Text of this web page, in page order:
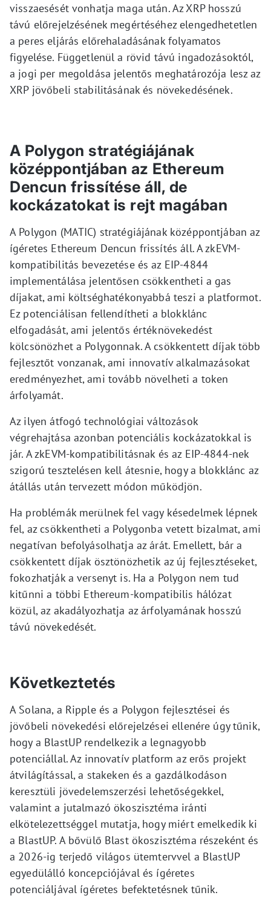
visszaesését vonhatja maga után. Az XRP hosszú
távú előrejelzésének megértéséhez elengedhetetlen
a peres eljárás előrehaladásának folyamatos
figyelése. Függetlenül a rövid távú ingadozásoktól,
a jogi per megoldása jelentős meghatározója lesz az
XRP jövőbeli stabilitásának és növekedésének.
A Polygon stratégiájának
középpontjában az Ethereum
Dencun frissítése áll, de
kockázatokat is rejt magában
A Polygon (MATIC) stratégiájának középpontjában az
ígéretes Ethereum Dencun frissítés áll. A zkEVM-
kompatibilitás bevezetése és az EIP-4844
implementálása jelentősen csökkentheti a gas
díjakat, ami költséghatékonyabbá teszi a platformot.
Ez potenciálisan fellendítheti a blokklánc
elfogadását, ami jelentős értéknövekedést
kölcsönözhet a Polygonnak. A csökkentett díjak több
fejlesztőt vonzanak, ami innovatív alkalmazásokat
eredményezhet, ami tovább növelheti a token
árfolyamát.
Az ilyen átfogó technológiai változások
végrehajtása azonban potenciális kockázatokkal is
jár. A zkEVM-kompatibilitásnak és az EIP-4844-nek
szigorú tesztelésen kell átesnie, hogy a blokklánc az
átállás után tervezett módon működjön.
Ha problémák merülnek fel vagy késedelmek lépnek
fel, az csökkentheti a Polygonba vetett bizalmat, ami
negatívan befolyásolhatja az árát. Emellett, bár a
csökkentett díjak ösztönözhetik az új fejlesztéseket,
fokozhatják a versenyt is. Ha a Polygon nem tud
kitűnni a többi Ethereum-kompatibilis hálózat
közül, az akadályozhatja az árfolyamának hosszú
távú növekedését.
Következtetés
A Solana, a Ripple és a Polygon fejlesztései és
jövőbeli növekedési előrejelzései ellenére úgy tűnik,
hogy a BlastUP rendelkezik a legnagyobb
potenciállal. Az innovatív platform az erős projekt
átvilágítással, a stakeken és a gazdálkodáson
keresztüli jövedelemszerzési lehetőségekkel,
valamint a jutalmazó ökoszisztéma iránti
elkötelezettséggel mutatja, hogy miért emelkedik ki
a BlastUP. A bővülő Blast ökoszisztéma részeként és
a 2026-ig terjedő világos ütemtervvel a BlastUP
egyedülálló koncepciójával és ígéretes
potenciáljával ígéretes befektetésnek tűnik.